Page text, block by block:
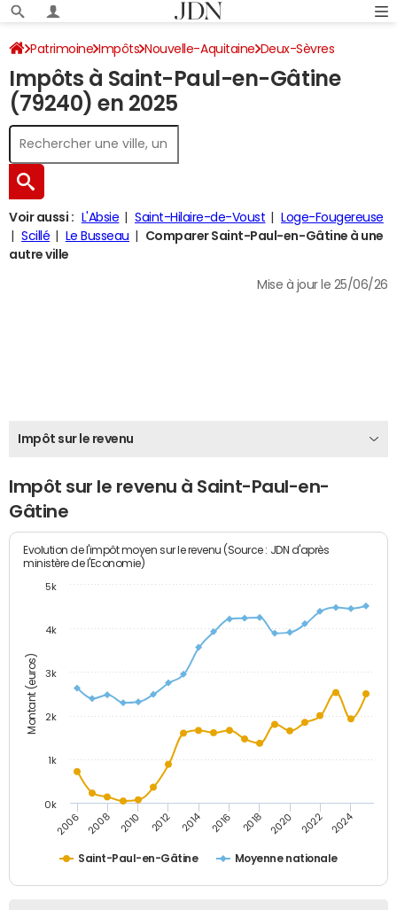
Patrimoine Impôts Nouvelle-Aquitaine Deux-Sèvres
Saint-Paul-en-Gâtine Impôt sur le revenu
Impôts à Saint-Paul-en-Gâtine
(79240) en 2025
Voir aussi : L'Absie Saint-Hilaire-de-Voust
Loge-Fougereuse
Scillé
Le Busseau
Comparer Saint-Paul-en-Gâtine à une
autre ville
Mise à jour le 25/06/26
Impôt sur le revenu
Impôt sur le revenu à Saint-Paul-en-
Gâtine
Montant (euros)
Evolution de l'impôt moyen sur le revenu (Source : JDN d'après
ministère de l'Economie)
Saint-Paul-en-Gâtine Moyenne nationale
2006 2008 2010 2012 2014 2016 2018 2020 2022 2024
0k
1k
2k
3k
4k
5k